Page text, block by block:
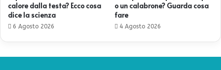
calore dalla testa? Ecco cosa
dice la scienza
6 Agosto 2026
o un calabrone? Guarda cosa
fare
4 Agosto 2026